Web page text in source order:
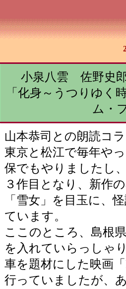
小泉八雲 佐野史
「化身～うつりゆく
ム・
山本恭司との朗読コ
東京と松江で毎年や
保でもやりましたし
３作目となり、新作
「雪女」を目玉に、
ています。
ここのところ、島根
を入れていらっしゃ
車を題材にした映画
行っていましたが、